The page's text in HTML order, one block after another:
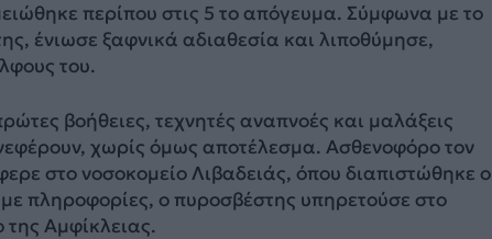
περίπου στις 5 το απόγευμα. Σύμφωνα με το
ένιωσε ξαφνικά αδιαθεσία και λιποθύμησε,
του.
βοήθειες, τεχνητές αναπνοές και μαλάξεις
χωρίς όμως αποτέλεσμα. Ασθενοφόρο τον
στο νοσοκομείο Λιβαδειάς, όπου διαπιστώθηκε ο
πληροφορίες, ο πυροσβέστης υπηρετούσε στο
της Αμφίκλειας.